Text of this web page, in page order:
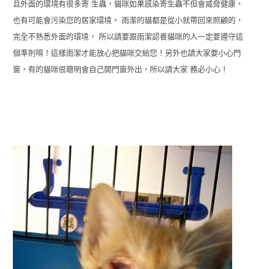
且外面的環境有很多寄 生蟲，貓咪如果感染寄生蟲不但會威脅健康，
也有可能會污染您的居家環境。 雨潔的貓都是從小就帶回來照顧的，
完全不熟悉外面的環境， 所以請要跟雨潔認養貓咪的人一定要遵守這
個準則唷！這樣雨潔才能放心把貓咪交給您！另外也請大家要小心門
窗，有的貓咪很聰明會自己開門窗外出，所以請大家 務必小心！